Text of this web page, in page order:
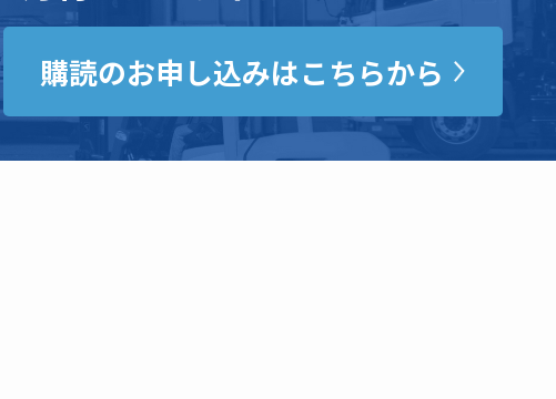
購読のお申し込みはこちらから